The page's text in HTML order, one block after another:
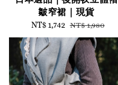
皺窄裙｜現貨
Sale
price
NT$ 1,742 Regular
price
NT$ 1,980